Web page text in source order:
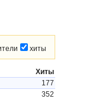
хиты
Хиты
177
352